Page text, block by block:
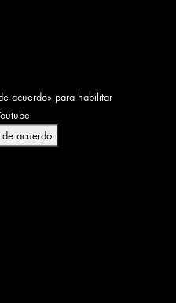
acuerdo» para habilitar
de acuerdo